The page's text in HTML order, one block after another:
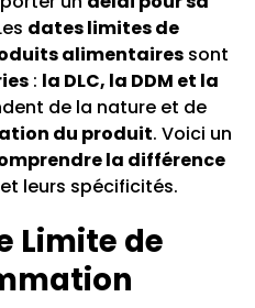
dates limites de
alimentairessont
: la DLC, la DDM et la
de la nature et de
du produit. Voici un
la différence
leurs spécificités.
Limite de